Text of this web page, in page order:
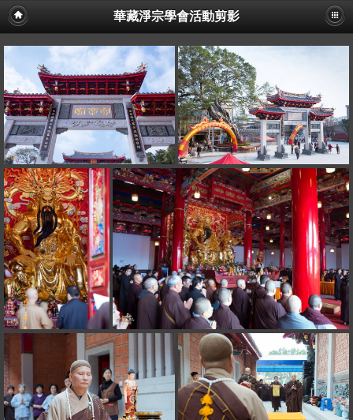
華藏淨宗學會活動剪影